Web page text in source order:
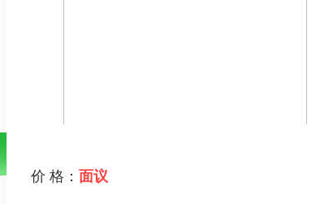
价 格： 面议